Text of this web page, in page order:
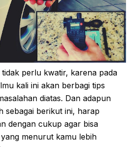
perlu kwatir, karena pada
kali ini akan berbagi tips
diatas. Dan adapun
sebagai berikut ini, harap
dengan cukup agar bisa
menurut kamu lebih